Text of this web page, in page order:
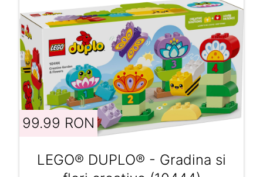
99.99 RON
LEGO® DUPLO® - Gradina si